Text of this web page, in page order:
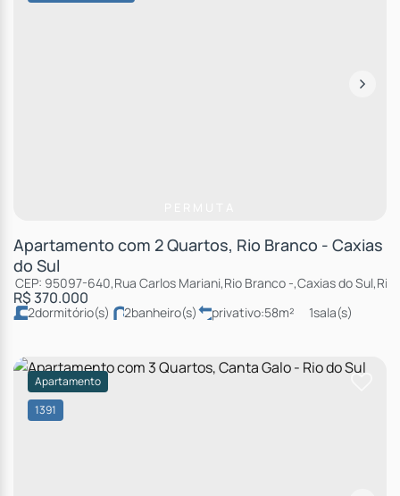
Apartamento com 2 Quartos, Rio Branco - Caxias
do Sul
R$370.000
CEP: 95097-640,Rua Carlos Mariani,Rio Branco ,Caxias do Sul,Rio
2dormitório(s) 2banheiro(s) privativo:58m² 1sala(s)
1391
Apartamento